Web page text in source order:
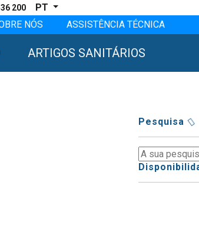
200
PT
NÓS ASSISTÊNCIA TÉCNICA
ARTIGOS SANITÁRIOS
Pesquisa